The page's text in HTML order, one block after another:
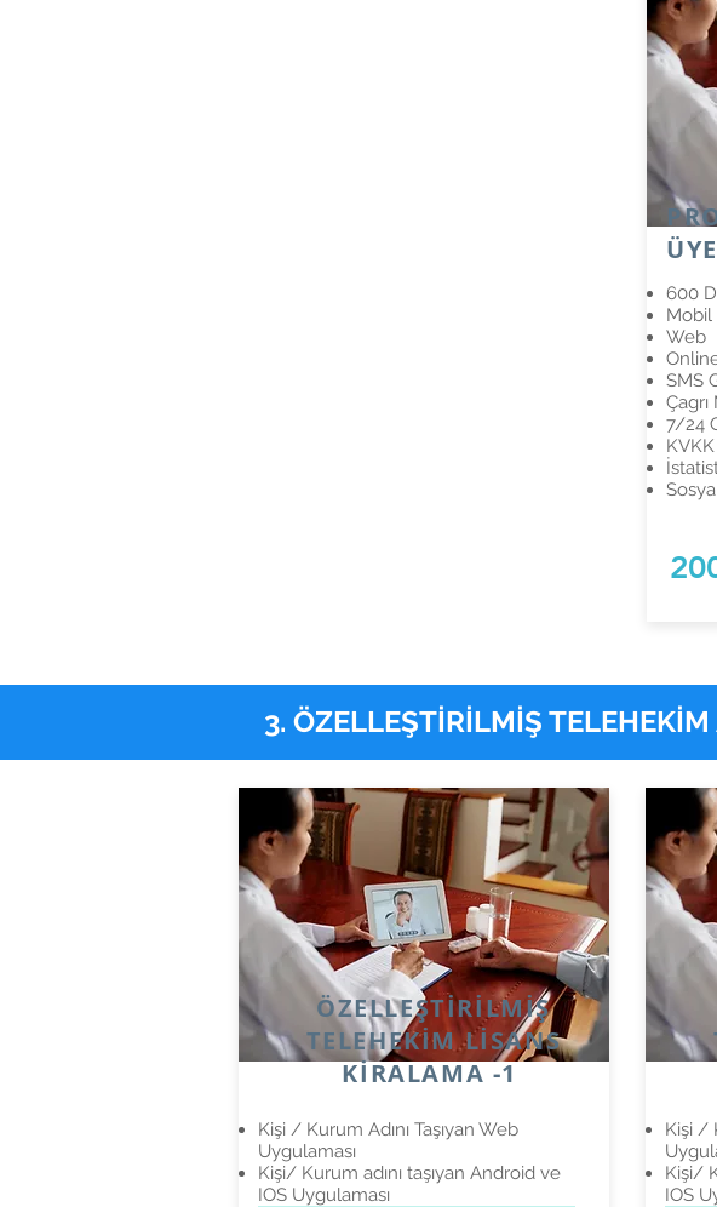
600
Mobil
Web
SMS
7/24
3. ÖZELLEŞTİRİLMİŞ
ÖZELLEŞTİRİLMİŞ
TELEHEKİM LİSANS
KİRALAMA -1
Kişi / Kurum Adını Taşıyan Web
Uygulaması
Kişi/ Kurum adını taşıyan Android ve
IOS Uygulaması
Kişi /
Kişi/
IOS